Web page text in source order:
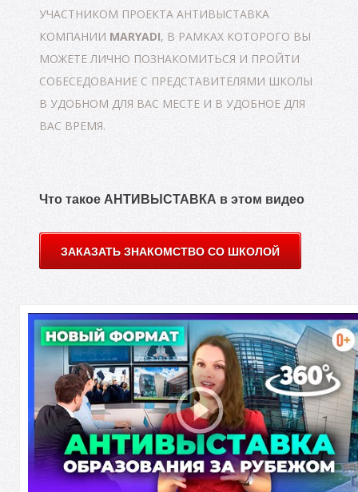
П
УЧАСТНИКОМ ПРОЕКТА АНТИВЫСТАВКА
КОМПАНИИ MARYADI, В РАМКАХ КОТОРОГО ВЫ
МОЖЕТЕ ЛИЧНО ПОЗНАКОМИТЬСЯ И ПРОЙТИ
СОБЕСЕДОВАНИЕ С ПРЕДСТАВИТЕЛЯМИ ШКОЛЫ
В УДОБНОМ ДЛЯ ВАС МЕСТЕ И В УДОБНОЕ ДЛЯ
ВАС ВРЕМЯ.
Что такое АНТИВЫСТАВКА в этом видео
ЗАКАЗАТЬ ЗНАКОМСТВО СО ШКОЛОЙ